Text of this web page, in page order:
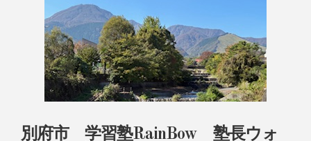
別府市 学習塾RainBow 塾長ウォ